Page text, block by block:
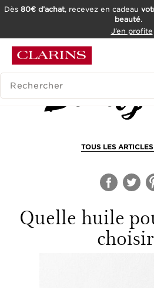
OUTIL D'ACCESSIBILITÉ
Dès 80€ d’achat, recevez en cadeau
beauté.
J’en profite
HISTORIQUE DES RECHERCHES
TOUS LES
Quelle huile